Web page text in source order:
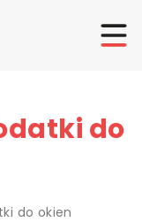
do
do okien